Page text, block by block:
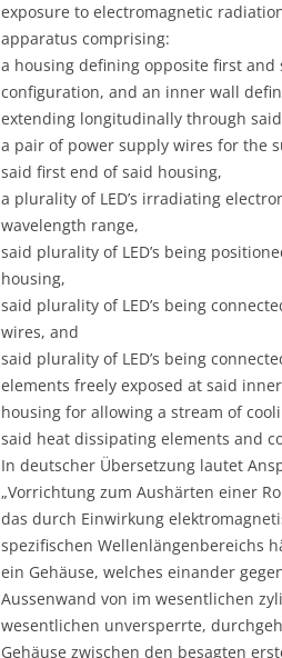
exposure to electromagnetic
apparatus comprising:
a housing defining opposite first
configuration, and an inner wall
extending longitudinally through
a pair of power supply wires for the
said first end of said housing,
a plurality of LED’s irradiating
wavelength range,
said plurality of LED’s being
housing,
said plurality of LED’s being
wires, and
said plurality of LED’s being
elements freely exposed at said
housing for allowing a stream of
said heat dissipating elements and
In deutscher Übersetzung lautet
„Vorrichtung zum Aushärten einer
das durch Einwirkung
spezifischen Wellenlängenbereichs
ein Gehäuse, welches einander
Aussenwand von im wesentlichen
wesentlichen unversperrte,
Gehäuse zwischen den besagten